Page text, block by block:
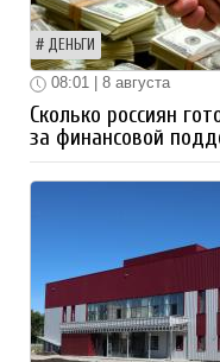
ДЕНЬГИ
08:01 | 8 августа
Сколько россиян
за финансовой